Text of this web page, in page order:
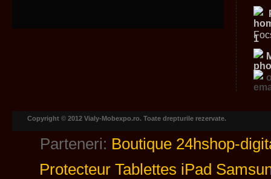
Copyright © 2012 Vialy-Mobexpo.ro. Toate drepturile rezervate.
Parteneri: Boutique 24hshop-
Protecteur Tablettes iPad